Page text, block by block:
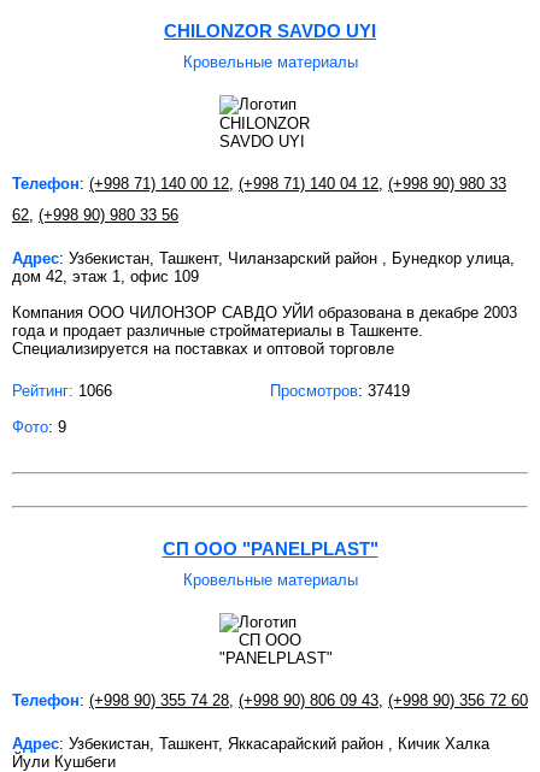
CHILONZOR SAVDO UYI
Кровельные материалы
Телефон: (+998 71) 140 00 12, (+998 71) 140 04 12, (+998 90) 980 33
62, (+998 90) 980 33 56
Адрес: Узбекистан, Ташкент, Чиланзарский район , Бунедкор улица,
дом 42, этаж 1, офис 109
Компания ООО ЧИЛОНЗОР САВДО УЙИ образована в декабре 2003
года и продает различные стройматериалы в Ташкенте.
Специализируется на поставках и оптовой торговле
Рейтинг: 1066 Просмотров: 37419
Фото: 9
СП OOO "PANELPLAST"
Кровельные материалы
Телефон: (+998 90) 355 74 28 (+998 90) 806 09 43 (+998 90) 356 72 60
Адрес: Узбекистан, Ташкент, Яккасарайский район , Кичик Халка
Йули Кушбеги